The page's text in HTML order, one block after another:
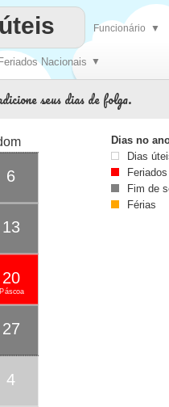
Feriados Nacionais ▼
Funcionário ▼
seus dias de folga.
6
13
Páscoa
20
27
4
Dias no
Dias
Feriados
Fim de
Férias